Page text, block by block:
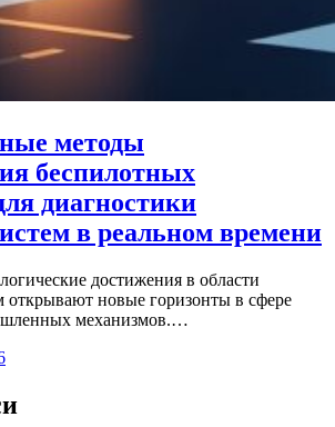
методы
беспилотных
диагностики
в реальном времени
достижения в области
открывают новые горизонты в сфере
механизмов.…